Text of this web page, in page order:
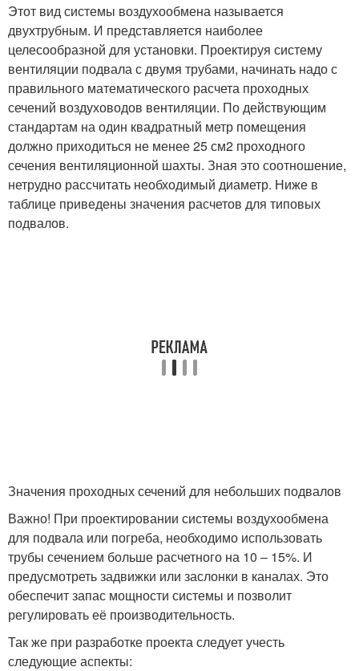
Этот вид системы воздухообмена называется
двухтрубным. И представляется наиболее
целесообразной для установки. Проектируя систему
вентиляции подвала с двумя трубами, начинать надо с
правильного математического расчета проходных
сечений воздуховодов вентиляции. По действующим
стандартам на один квадратный метр помещения
должно приходиться не менее 25 см2 проходного
сечения вентиляционной шахты. Зная это соотношение,
нетрудно рассчитать необходимый диаметр. Ниже в
таблице приведены значения расчетов для типовых
подвалов.
Значения проходных сечений для небольших подвалов
Важно! При проектировании системы воздухообмена
для подвала или погреба, необходимо использовать
трубы сечением больше расчетного на 10 – 15%. И
предусмотреть задвижки или заслонки в каналах. Это
обеспечит запас мощности системы и позволит
регулировать её производительность.
Так же при разработке проекта следует учесть
следующие аспекты: